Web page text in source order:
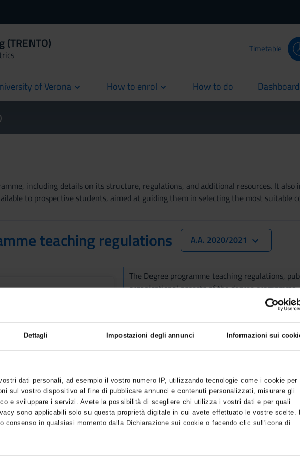
Dettagli Impostazioni degli annunci Informazioni sui
dati personali, ad esempio il vostro numero IP, utilizzando tecnologie come i cookie per
sul vostro dispositivo al fine di pubblicare annunci e contenuti personalizzati, misurare gli
e sviluppare i servizi. Avete la possibilità di scegliere chi utilizza i vostri dati e per quali
sono applicabili solo su questa proprietà digitale in cui avete effettuato le vostre scelte.
consenso in qualsiasi momento dalla Dichiarazione sui cookie o facendo clic sull'icona di
Timetable
of Verona How to enrol How to do
current Dashboard
current
including details on its structure, regulations, and additional resources. It also
to prospective students, aimed at guiding them in selecting the most suitable
teaching regulations A.A. 2020/2021
The Degree programme teaching regulations,
organisational aspects of the degree
teaching regulations. It includes general
to the relevant module web pages and
Student regulations
Link